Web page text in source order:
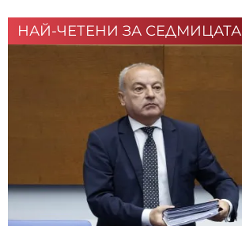
НАЙ-ЧЕТЕНИ ЗА СЕДМИЦАТА